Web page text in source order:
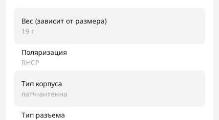
Вес (зависит от размера)
19 г
Поляризация
RHCP
Тип корпуса
патч-антенна
Тип разъема